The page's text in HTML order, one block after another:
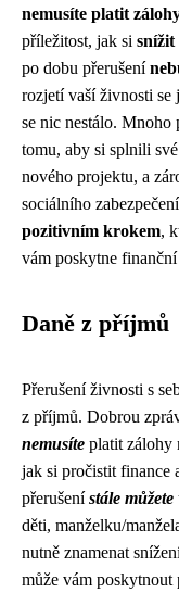
nemusíte platit
příležitost, jak si snížit
po dobu přerušení
rozjetí vaší živnosti se
se nic nestálo.
tomu, aby si splnili
nového projektu, a
sociálního
pozitivním krokem,
vám poskytne
Daně z příjmů
Přerušení živnosti s
z příjmů. Dobrou
nemusíte platit zálohy
jak si pročistit finance
přerušenístále můžete
děti, manželku/
nutně znamenat
může vám poskytnout